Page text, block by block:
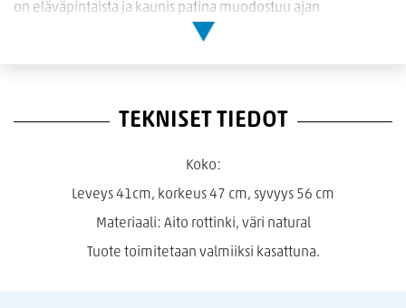
on eläväpintaista ja kaunis patina muodostuu ajan
myötä.Rottinkituotteet kestävät hyvin kylmää ja lämpötilan
kunhan se on suojattu suoraan sateelta. Rottinkituotteet ovat
tuotteiden punoskohdat voivat olla arkoja suorille teräville
iskuille ja kolhuille.TEKNISET TIEDOT
Koko:
Leveys 41cm, korkeus 47 cm, syvyys 56 cm
Materiaali: Aito rottinki, väri natural
Tuote toimitetaan valmiiksi kasattuna.